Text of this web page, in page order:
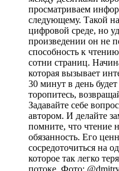
просматриваем
следующему. Такой
цифровой среде, но
произведении он не
способность к
сотни страниц.
которая вызывает
30 минут в день
торопитесь,
Задавайте себе
автором. И делайте
помните, что чтение
обязанность. Его
сосредоточиться на
которое так легко
потоке. Фото: